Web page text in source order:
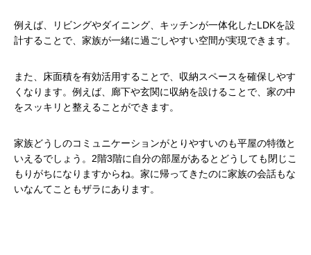
例えば、リビングやダイニング、キッチンが一体化したLDKを設
計することで、家族が一緒に過ごしやすい空間が実現できます。
また、床面積を有効活用することで、収納スペースを確保しやす
くなります。例えば、廊下や玄関に収納を設けることで、家の中
をスッキリと整えることができます。
家族どうしのコミュニケーションがとりやすいのも平屋の特徴と
いえるでしょう。2階3階に自分の部屋があるとどうしても閉じこ
もりがちになりますからね。家に帰ってきたのに家族の会話もな
いなんてこともザラにあります。